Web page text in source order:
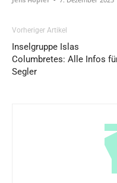
Vorheriger Artikel
Inselgruppe Islas
Columbretes: Alle Infos
Segler